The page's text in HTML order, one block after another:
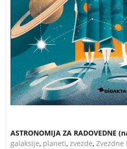
ASTRONOMIJA ZA RADOVEDNE
galaksije, planeti, zvezde, Zvezdne